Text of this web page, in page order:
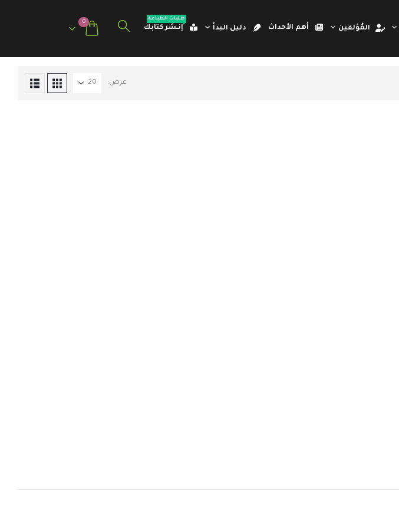
المُؤلفين أهم الأحداث دليل البدأ إنـشر كتابك
طلبات الطباعة 0
عرض: